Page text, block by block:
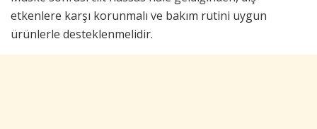
etkenlere karşı korunmalı ve bakım rutini uygun
ürünlerle desteklenmelidir.